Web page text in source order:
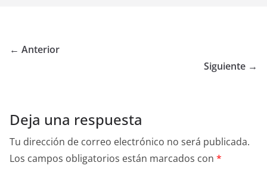
← Anterior
Siguiente →
Deja una respuesta
Tu dirección de correo electrónico no será publicada.
Los campos obligatorios están marcados con *